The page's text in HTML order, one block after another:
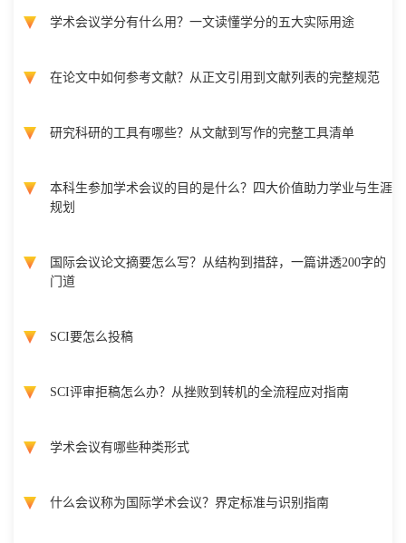
学术会议学分有什么用？一文读懂学分的五大实际用途
在论文中如何参考文献？从正文引用到文献列表的完整规范
研究科研的工具有哪些？从文献到写作的完整工具清单
本科生参加学术会议的目的是什么？四大价值助力学业与生涯
规划
国际会议论文摘要怎么写？从结构到措辞，一篇讲透200字的
门道
SCI要怎么投稿
SCI评审拒稿怎么办？从挫败到转机的全流程应对指南
学术会议有哪些种类形式
什么会议称为国际学术会议？界定标准与识别指南